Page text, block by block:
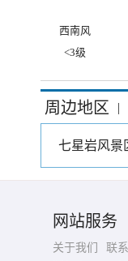
西南风
<3级
周边地区 |
七星岩风景
网站服务
关于我们 联